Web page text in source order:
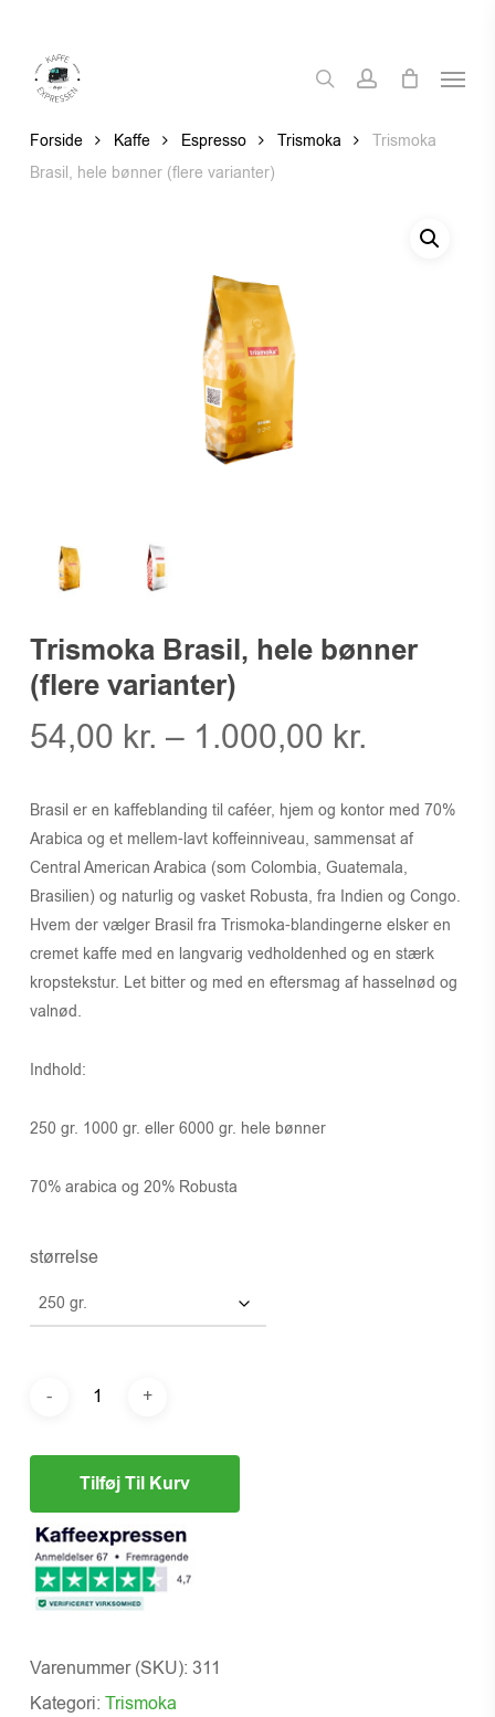
content
searchaccount
Menu
Forside Kaffe Espresso Trismoka
Trismoka
Brasil, hele bønner (flere varianter)
Trismoka Brasil, hele bønner
(flere varianter)
54,00 kr. – 1.000,00 kr.
til
Brasil er en kaffeblanding til caféer, hjem og kontor med 70%
Arabica og et mellem-lavt koffeinniveau, sammensat af
Central American Arabica (som Colombia, Guatemala,
Brasilien) og naturlig og vasket Robusta, fra Indien og Congo.
Hvem der vælger Brasil fra Trismoka-blandingerne elsker en
cremet kaffe med en langvarig vedholdenhed og en stærk
kropstekstur. Let bitter og med en eftersmag af hasselnød og
valnød.
Indhold:
250 gr. 1000 gr. eller 6000 gr. hele bønner
70% arabica og 20% Robusta
størrelse
Tilføj Til Kurv
Varenummer (SKU): 311
Kategori: Trismoka